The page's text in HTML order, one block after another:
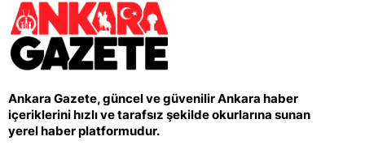
Ankara Gazete, güncel ve güvenilir Ankara haber
içeriklerini hızlı ve tarafsız şekilde okurlarına sunan
yerel haber platformudur.